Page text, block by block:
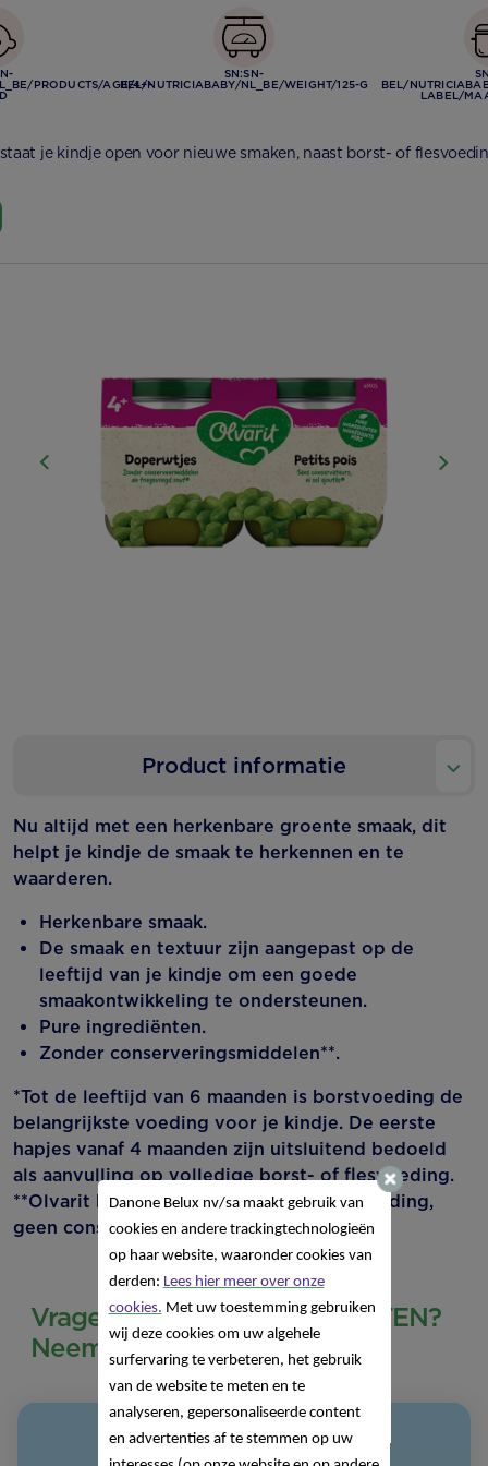
PRODUCTS/AGE/4+-
SN:SN-
BEL/NUTRICIABABY/NL_BE/WEIGHT/125-G
BEL/
LABEL/
je kindje open voor nieuwe smaken, naast borst- of
Product informatie
Nu altijd met een herkenbare groente smaak, dit
helpt je kindje de smaak te herkennen en te
waarderen.
Herkenbare smaak.
De smaak en textuur zijn aangepast op de
leeftijd van je kindje om een goede
smaakontwikkeling te ondersteunen.
Pure ingrediënten.
Zonder conserveringsmiddelen**.
*Tot de leeftijd van 6 maanden is borstvoeding de
belangrijkste voeding voor je kindje. De eerste
hapjes vanaf 4 maanden zijn uitsluitend bedoeld
als aanvulling op volledige borst- of flesvoeding.
**Olvarit bevat, net zoals andere babyvoeding,
geen conserveermiddelen.
Vragen over ONZE PRODUCTEN?
Neem contact met ons op!
Danone Belux nv/sa maakt gebruik van
cookies en andere trackingtechnologieën
op haar website, waaronder cookies van
derden: Lees hier meer over onze
cookies. Met uw toestemming gebruiken
wij deze cookies om uw algehele
surfervaring te verbeteren, het gebruik
van de website te meten en te
analyseren, gepersonaliseerde content
en advertenties af te stemmen op uw